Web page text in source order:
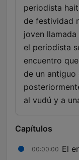
periodista
de festividad
joven
el periodista
encuentro
de un antiguo
al vudú y a
Capítulos
00:00:00 El